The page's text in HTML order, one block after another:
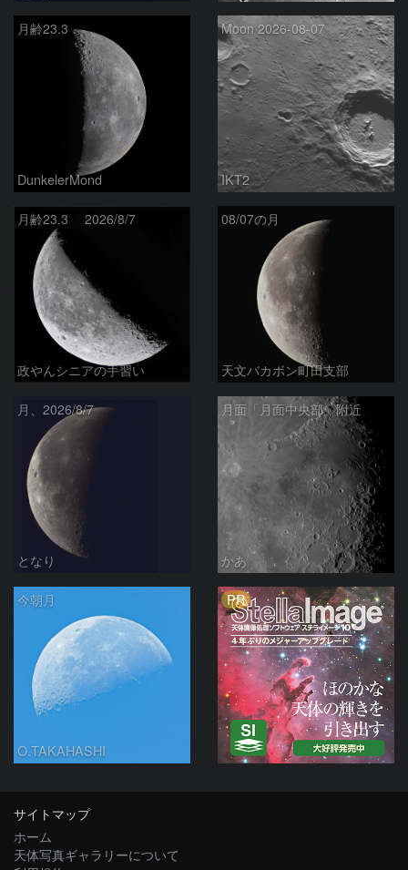
月齢23.3
DunkelerMond
Moon 2026-08-07
IKT2
月齢23.3 2026/8/7
政やんシニアの手習い
08/07の月
天文バカボン町田支部
月、2026/8/7
となり
月面「月面中央部」附近
かあ
今朝月
O.TAKAHASHI
PR
サイトマップ
ホーム
天体写真ギャラリーについて